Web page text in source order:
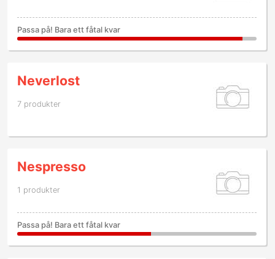
Passa på! Bara ett fåtal kvar
Neverlost
7 produkter
Nespresso
1 produkter
Passa på! Bara ett fåtal kvar